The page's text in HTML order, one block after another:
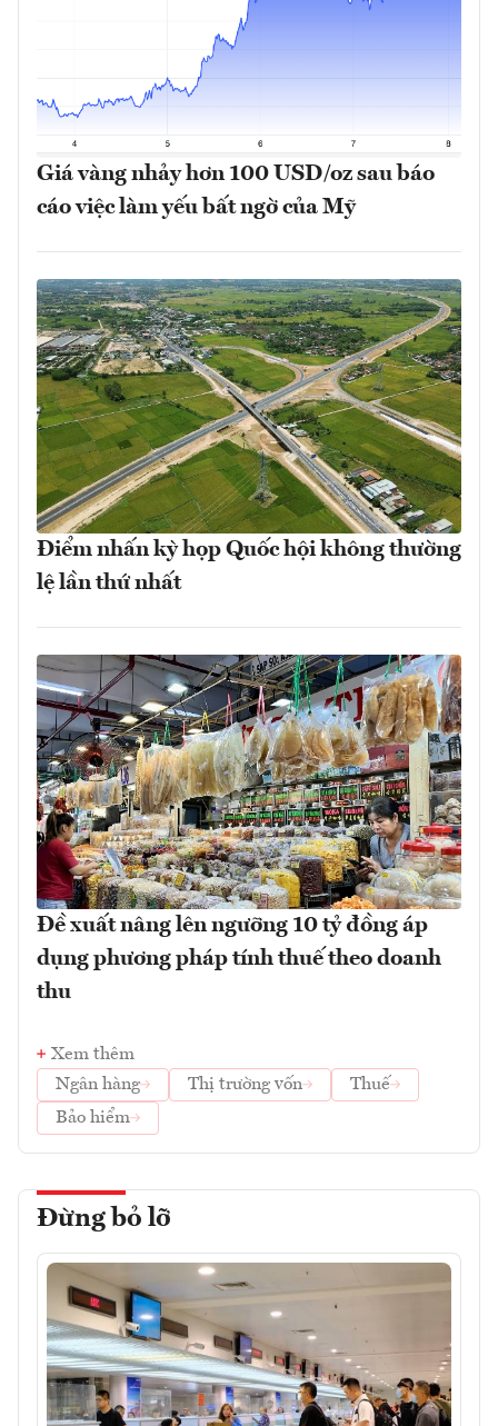
Giá vàng nhảy hơn 100 USD/oz sau báo
cáo việc làm yếu bất ngờ của Mỹ
Điểm nhấn kỳ họp Quốc hội không thường
lệ lần thứ nhất
Đề xuất nâng lên ngưỡng 10 tỷ đồng áp
dụng phương pháp tính thuế theo doanh
thu
Xem thêm
Ngân hàng
Thị trường vốn
Thuế
Bảo hiểm
Đừng bỏ lỡ